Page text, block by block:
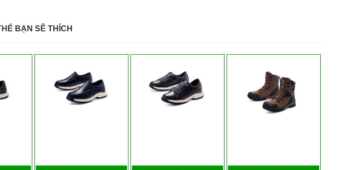
BẠN SẼ THÍCH